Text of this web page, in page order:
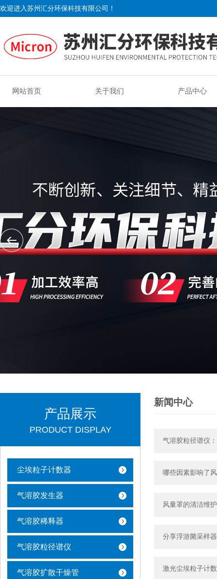
欢迎进入苏州汇分环保科技有限公司！
网站首页 关于我们 产品中心
产品展示
PRODUCT DISPLAY
尘埃粒子计数器
气溶胶发生器
气溶胶稀释器
气溶胶粒径谱仪
气溶胶扩散干燥管
新闻中心
气溶胶粒径谱仪
哪些因素影响了
风量罩的清洁维
分享浮游菌采样
激光尘埃粒子计